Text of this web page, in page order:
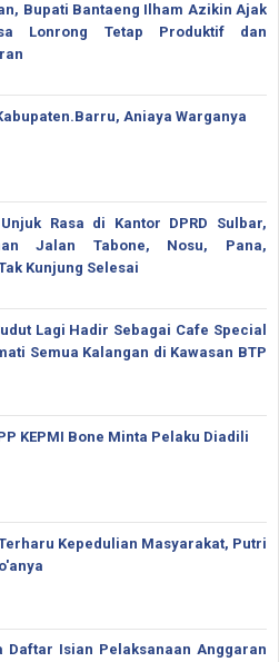
Bupati Bantaeng Ilham Azikin Ajak
Lonrong Tetap Produktif dan
Aniaya Warganya
Rasa di Kantor DPRD Sulbar,
Jalan Tabone, Nosu, Pana,
Kunjung Selesai
Lagi Hadir Sebagai Cafe Special
Semua Kalangan di Kawasan BTP
KEPMI Bone Minta Pelaku Diadili
Kepedulian Masyarakat, Putri
Daftar Isian Pelaksanaan Anggaran